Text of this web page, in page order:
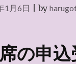
1月6日 |by
の申込